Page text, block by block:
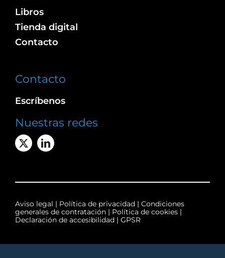
Libros
Tienda digital
Contacto
Contacto
Escríbenos
Nuestras redes
Aviso legal | Política de privacidad | Condiciones
generales de contratación| Política de cookies|
Declaración de accesibilidad| GPSR